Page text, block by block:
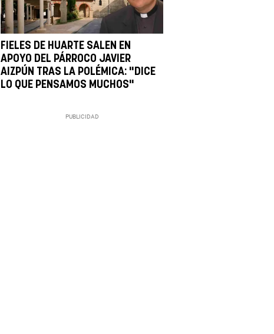
FIELES DE HUARTE SALEN EN
APOYO DEL PÁRROCO JAVIER
AIZPÚN TRAS LA POLÉMICA: "DICE
LO QUE PENSAMOS MUCHOS"